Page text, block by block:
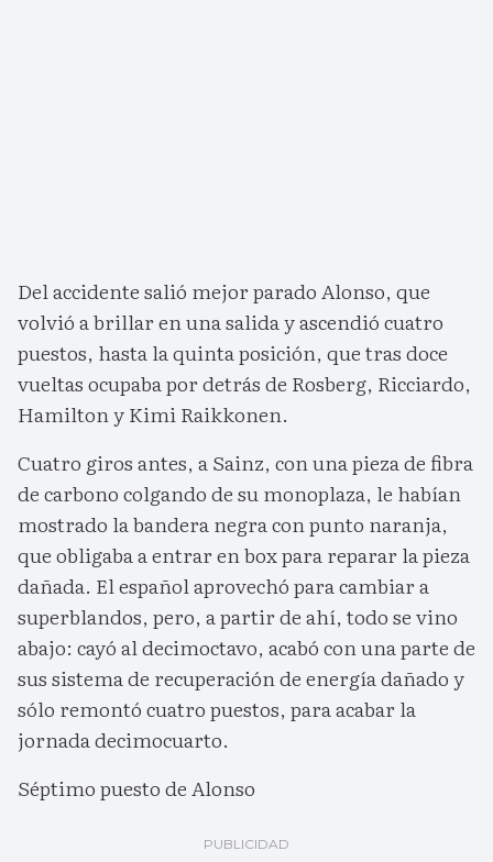
Del accidente salió mejor parado Alonso, que
volvió a brillar en una salida y ascendió cuatro
puestos, hasta la quinta posición, que tras doce
vueltas ocupaba por detrás de Rosberg, Ricciardo,
Hamilton y Kimi Raikkonen.
Cuatro giros antes, a Sainz, con una pieza de fibra
de carbono colgando de su monoplaza, le habían
mostrado la bandera negra con punto naranja,
que obligaba a entrar en box para reparar la pieza
dañada. El español aprovechó para cambiar a
superblandos, pero, a partir de ahí, todo se vino
abajo: cayó al decimoctavo, acabó con una parte de
sus sistema de recuperación de energía dañado y
sólo remontó cuatro puestos, para acabar la
jornada decimocuarto.
Séptimo puesto de Alonso